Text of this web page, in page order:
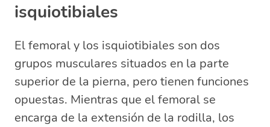
isquiotibiales
El femoral y los isquiotibiales son dos
grupos musculares situados en la parte
superior de la pierna, pero tienen funciones
opuestas. Mientras que el femoral se
encarga de la extensión de la rodilla, los